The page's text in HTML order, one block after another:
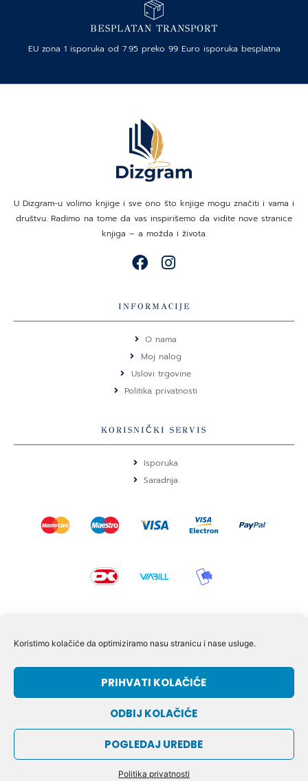
Koristimo kolačiće da optimiziramo nasu stranicu i nase usluge.
PRIHVATI KOLAČIĆE
ODBIJ KOLAČIĆE
POGLEDAJ UREDBE
Politika privatnosti
BESPLATAN TRANSPORT
EU zona 1 isporuka od 7.95 preko 99 Euro isporuka besplatna
U Dizgram-u volimo knjige i sve ono što knjige mogu značiti i vama i
društvu. Radimo na tome da vas inspirišemo da vidite nove stranice
knjiga – a možda i života.
F
e
b
o
o
k
I
t
a
g
r
a
m
INFORMACIJE
O nama
Moj nalog
Uslovi trgovine
Politika privatnosti
KORISNIČKI SERVIS
Isporuka
Saradnja
Volmersvej 11 6000 Kolding Danska
+45 60609846
CVR Nr. 42779997